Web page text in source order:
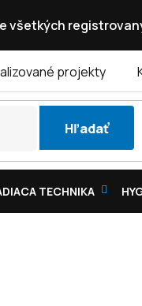
všetkých
projekty
Hľadať
TECHNIKA